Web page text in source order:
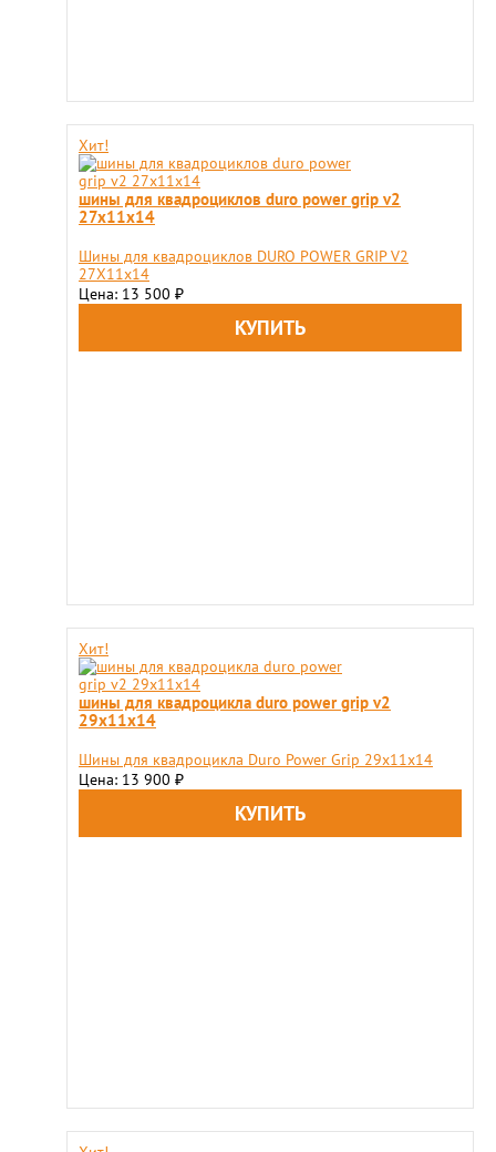
Хит!
шины для квадроциклов duro power grip v2
27x11х14
Шины для квадроциклов DURO POWER GRIP V2
27X11х14
Цена: 13 500 ₽
Хит!
шины для квадроцикла duro power grip v2
29x11x14
Шины для квадроцикла Duro Power Grip 29x11x14
Цена: 13 900 ₽